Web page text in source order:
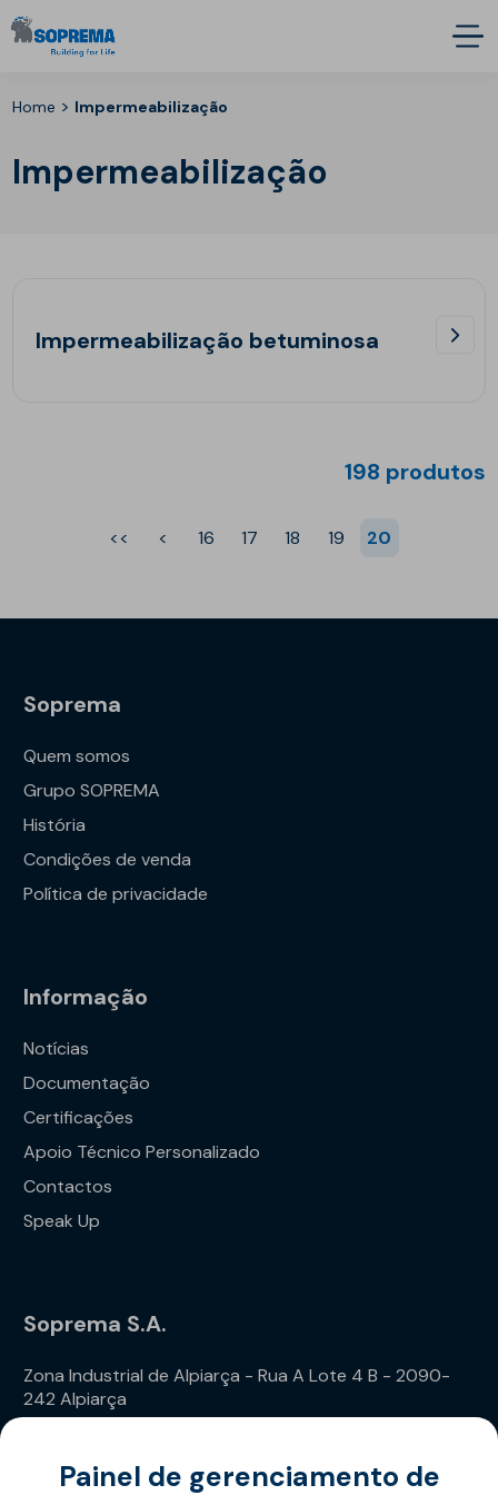
Home > Impermeabilização
Impermeabilização
Impermeabilização betuminosa
198 produtos
<< < 16 17 18 19 20
Soprema
Quem somos
Grupo SOPREMA
História
Condições de venda
Política de privacidade
Informação
Notícias
Documentação
Certificações
Apoio Técnico Personalizado
Contactos
Speak Up
Soprema S.A.
Zona Industrial de Alpiarça - Rua A Lote 4 B - 2090-
242 Alpiarça
Painel de gerenciamento de